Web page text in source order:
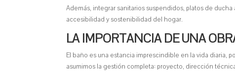
Además, integrar sanitarios suspendidos, platos de
accesibilidad y sostenibilidad del hogar.
LA IMPORTANCIA DE UNA
El baño es una estancia imprescindible en la vida diaria,
asumimos la gestión completa: proyecto, dirección